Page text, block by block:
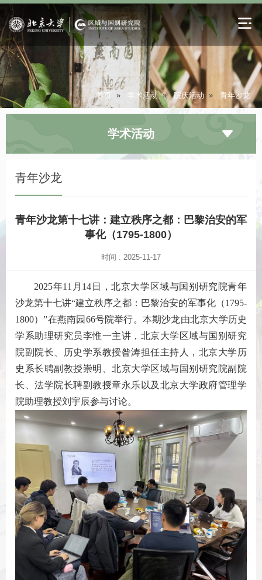
首页 » 学术活动 » 院庆活动 » 青年沙龙
学术活动
青年沙龙
青年沙龙第十七讲：建立秩序之都：巴黎治安的军
事化（1795-1800）
时间 : 2025-11-17
2025年11月14日，北京大学区域与国别研究院青年
沙龙第十七讲“建立秩序之都：巴黎治安的军事化（1795-
1800）”在燕南园66号院举行。本期沙龙由北京大学历史
学系助理研究员李惟一主讲，北京大学区域与国别研究
院副院长、历史学系教授昝涛担任主持人，北京大学历
史系长聘副教授崇明、北京大学区域与国别研究院副院
长、法学院长聘副教授章永乐以及北京大学政府管理学
院助理教授刘宇辰参与讨论。